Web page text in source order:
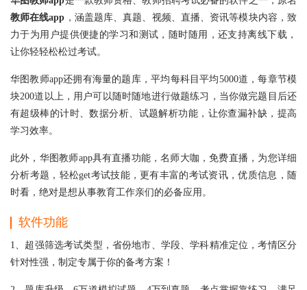
教师在线app ，涵盖题库、真题、视频、直播、资讯等模块内容，致
力于为用户提供便捷的学习和测试，随时随用，还支持离线下载，
让你轻轻松松过考试。
华图教师app还拥有海量的题库，平均每科目平均5000道，每章节模
块200道以上，用户可以随时随地进行做题练习，当你做完题目后还
有超级棒的计时、数据分析、试题解析功能，让你查漏补缺，提高
学习效率。
此外，华图教师app具有直播功能，名师大咖，免费直播，为您详细
分析考题，轻松get考试技能，更有丰富的考试资讯，优质信息，随
时看，绝对是想从事教育工作亲们的必备应用。
软件功能
1、超强筛选考试类型，省份地市、学段、学科精准定位，考情区分
针对性强，制定专属于你的备考方案！